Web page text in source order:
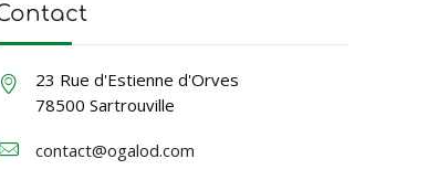
23 Rue d'Estienne d'Orves
78500 Sartrouville
contact@ogalod.com